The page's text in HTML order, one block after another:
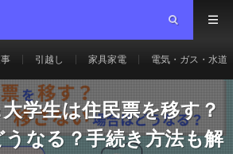
引越し 家具家電 電気・ガス・水道
学生は住民票を移す？
なる？手続き方法も解